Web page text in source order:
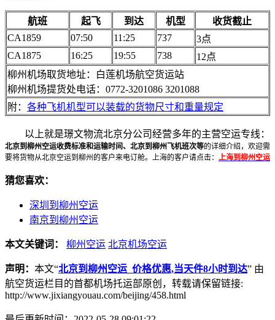
航班 起飞 到达 机型
收货截止
CA1859
07:50 11:25 737
3点
CA1875
16:25 19:55 738
12点
柳州机场取货地址：白莲机场航空货运站
柳州机场提货处电话：0772-3201086 3201088
附： 各种飞机机型可以装载的货物尺寸和重量规定
以上就是璟文物流北京分公司经营多年的主营空运专线：
北京到柳州空运收费标准和运输时间、北京到柳州飞机班次等的详细介绍，欢迎需
要将货物从北京空运到柳州的客户来电订舱。上海的客户请点击： 上海到柳州空运
猜您喜欢：
深圳到柳州空运
南京到柳州空运
本文关键词： 柳州空运 北京机场空运
声明： 本文“北京到柳州空运_价格优惠,当天件8小时到达” 由
航空货运栏目的首都机场托运部原创，转载请保留链接:
http://www.jixiangyouau.com/beijing/458.html